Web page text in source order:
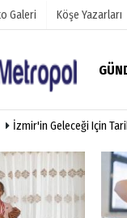
Galeri Köşe Yazarları
Hava Durumu
Anketler
İzmir'in Geleceği Için